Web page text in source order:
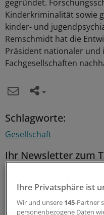
gegründet.
Kinderkriminalität sowie
kinder- und
Remschmidt hat die
Präsident nationaler
Fachgesellschaften
Schlagworte:
Gesellschaft
Ihr Newsletter zum
Außergewöhnliche
Persönlichkeiten und
Ihre Privatsphäre ist
Wir und unsere 145-Partner
personenbezogene Daten